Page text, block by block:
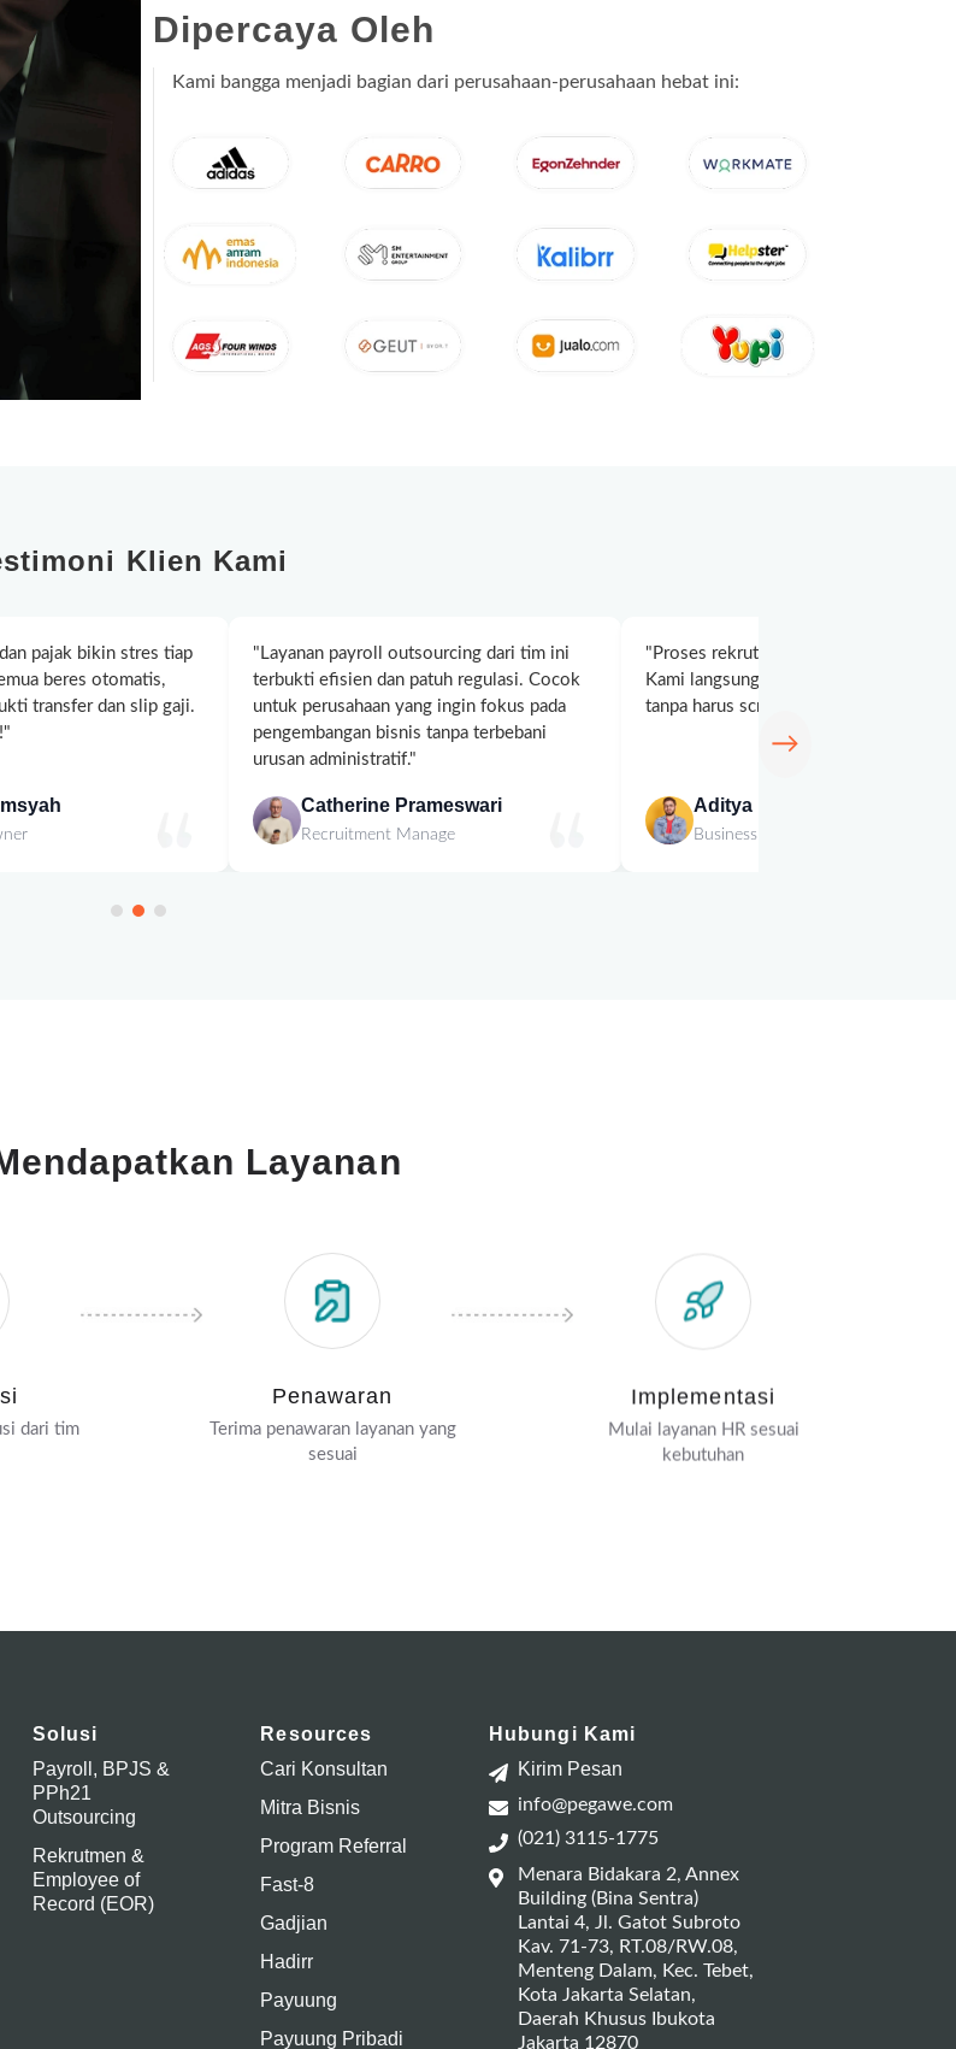
Dipercaya Oleh
Kami bangga menjadi bagian dari perusahaan-perusahaan hebat ini:
Klien Kami
pajak bikin stres tiap
beres otomatis,
transfer dan slip gaji.
"Layanan payroll outsourcing dari tim ini
terbukti efisien dan patuh regulasi. Cocok
untuk perusahaan yang ingin fokus pada
pengembangan bisnis tanpa terbebani
urusan administratif."
Catherine Prameswari
Recruitment Manage
"Proses rekrutmennya cepat dan
Kami langsung dapat kandidat yang
tanpa harus screening ratusan CV
Aditya Rahman
Business Owner
→
Layanan
dari tim
Penawaran
Terima penawaran layanan yang
sesuai
Implementasi
Mulai layanan HR sesuai
kebutuhan
Solusi
Payroll, BPJS &
PPh21
Outsourcing
Rekrutmen &
Employee of
Record (EOR)
Resources
Cari Konsultan
Mitra Bisnis
Program Referral
Fast-8
Gadjian
Hadirr
Payuung
Payuung Pribadi
Hubungi Kami
Kirim Pesan
info@pegawe.com
(021) 3115-1775
Menara Bidakara 2, Annex
Building (Bina Sentra)
Lantai 4, Jl. Gatot Subroto
Kav. 71-73, RT.08/RW.08,
Menteng Dalam, Kec. Tebet,
Kota Jakarta Selatan,
Daerah Khusus Ibukota
Jakarta 12870